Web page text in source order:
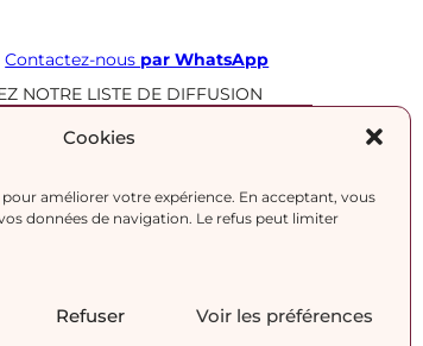
Cookies
améliorer votre expérience. En acceptant, vous
données de navigation. Le refus peut limiter
Refuser Voir les préférences
Contactez-nous par WhatsApp
NOTRE LISTE DE DIFFUSION